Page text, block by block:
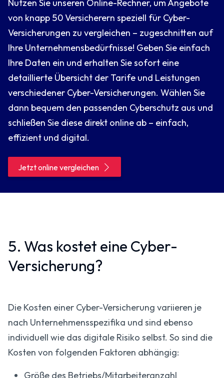
Nutzen Sie unseren Online-Rechner, um Angebote
von knapp 50 Versicherern speziell für Cyber-
Versicherungen zu vergleichen – zugeschnitten auf
Ihre Unternehmensbedürfnisse! Geben Sie einfach
Ihre Daten ein und erhalten Sie sofort eine
detaillierte Übersicht der Tarife und Leistungen
verschiedener Cyber-Versicherungen. Wählen Sie
dann bequem den passenden Cyberschutz aus und
schließen Sie diese direkt online ab – einfach,
effizient und digital.
Jetzt online vergleichen
5. Was kostet eine Cyber-
Versicherung?
Die Kosten einer Cyber-Versicherung variieren je
nach Unternehmensspezifika und sind ebenso
individuell wie das digitale Risiko selbst. So sind die
Kosten von folgenden Faktoren abhängig:
Größe des Betriebs/Mitarbeiteranzahl